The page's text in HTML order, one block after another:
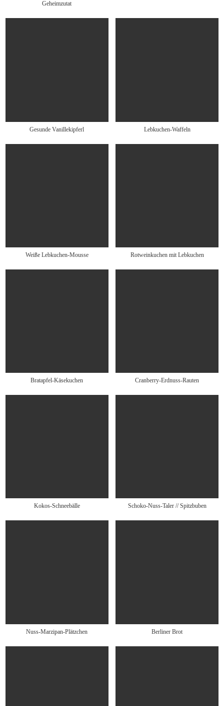
Geheimzutat
Gesunde Vanillekipferl Lebkuchen-Waffeln
Weiße Lebkuchen-Mousse Rotweinkuchen mit Lebkuchen
Bratapfel-Käsekuchen Cranberry-Erdnuss-Rauten
Kokos-Schneebälle Schoko-Nuss-Taler // Spitzbuben
Nuss-Marzipan-Plätzchen Berliner Brot